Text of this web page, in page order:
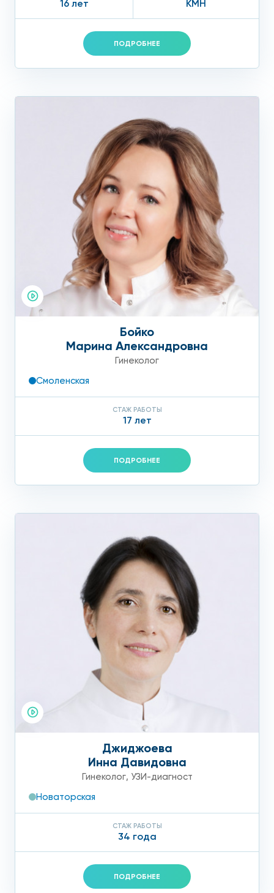
16 лет КМН
ПОДРОБНЕЕ
Бойко
Марина Александровна
Гинеколог
Смоленская
СТАЖ РАБОТЫ
17 лет
ПОДРОБНЕЕ
Джиджоева
Инна Давидовна
Гинеколог, УЗИ-диагност
Новаторская
СТАЖ РАБОТЫ
34 года
ПОДРОБНЕЕ